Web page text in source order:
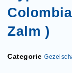
Zalm )
Categorie